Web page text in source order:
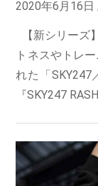
2020年6月16日
【新シリーズ
トネスやトレ
れた「
『SKY247